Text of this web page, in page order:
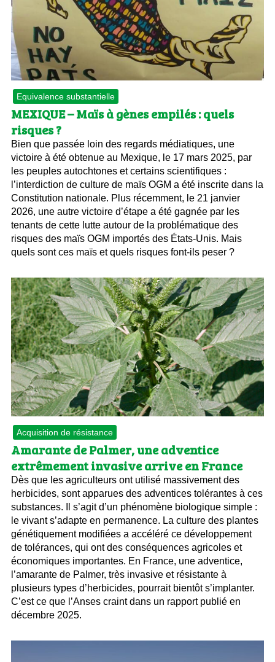
Equivalence substantielle
MEXIQUE – Maïs à gènes empilés : quels
risques ?
Bien que passée loin des regards médiatiques, une
victoire à été obtenue au Mexique, le 17 mars 2025, par
les peuples autochtones et certains scientifiques :
l’interdiction de culture de maïs OGM a été inscrite dans la
Constitution nationale. Plus récemment, le 21 janvier
2026, une autre victoire d’étape a été gagnée par les
tenants de cette lutte autour de la problématique des
risques des maïs OGM importés des États-Unis. Mais
quels sont ces maïs et quels risques font-ils peser ?
Acquisition de résistance
Amarante de Palmer, une adventice
extrêmement invasive arrive en France
Dès que les agriculteurs ont utilisé massivement des
herbicides, sont apparues des adventices tolérantes à ces
substances. Il s’agit d’un phénomène biologique simple :
le vivant s’adapte en permanence. La culture des plantes
génétiquement modifiées a accéléré ce développement
de tolérances, qui ont des conséquences agricoles et
économiques importantes. En France, une adventice,
l’amarante de Palmer, très invasive et résistante à
plusieurs types d’herbicides, pourrait bientôt s’implanter.
C’est ce que l’Anses craint dans un rapport publié en
décembre 2025.